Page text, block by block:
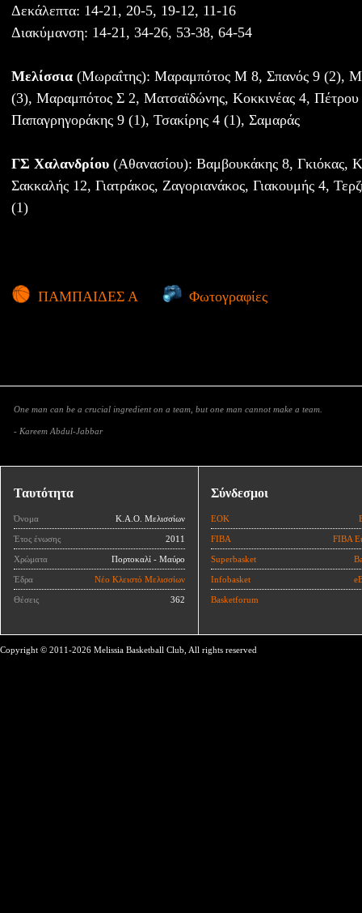
Δεκάλεπτα: 14-21, 20-5, 19-12, 11-16
Διακύμανση: 14-21, 34-26, 53-38, 64-54
Μελίσσια (Μωραΐτης): Μαραμπότος Μ 8, Σπανός 9 (2),
(3), Μαραμπότος Σ 2, Ματσαϊδώνης, Κοκκινέας 4, Πέτρου
Παπαγρηγοράκης 9 (1), Τσακίρης 4 (1), Σαμαράς
ΓΣ Χαλανδρίου (Αθανασίου): Βαμβουκάκης 8, Γκιόκας,
Σακκαλής 12, Γιατράκος, Ζαγοριανάκος, Γιακουμής 4,
(1)
ΠΑΜΠΑΙΔΕΣ Α Φωτογραφίες
One man can be a crucial ingredient on a team, but one man cannot make a team.
- Kareem Abdul-Jabbar
Ταυτότητα
Όνομα Κ.Α.Ο. Μελισσίων
Έτος ένωσης 2011
Χρώματα Πορτοκαλί - Μαύρο
Έδρα Νέο Κλειστό Μελισσίων
Θέσεις 362
Σύνδεσμοι
ΕΟΚ
FIBA FIBA
Superbasket
Infobasket
Basketforum
Copyright © 2011-2026 Melissia Basketball Club, All rights reserved